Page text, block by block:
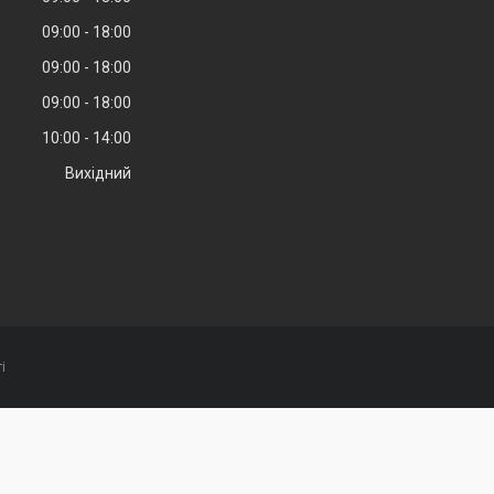
09:00
18:00
09:00
18:00
09:00
18:00
10:00
14:00
Вихідний